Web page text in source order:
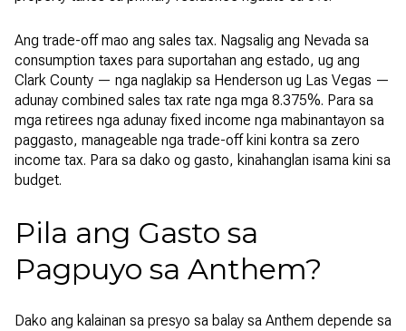
Ang trade-off mao ang sales tax. Nagsalig ang Nevada sa
consumption taxes para suportahan ang estado, ug ang
Clark County — nga naglakip sa Henderson ug Las Vegas —
adunay combined sales tax rate nga mga 8.375%. Para sa
mga retirees nga adunay fixed income nga mabinantayon sa
paggasto, manageable nga trade-off kini kontra sa zero
income tax. Para sa dako og gasto, kinahanglan isama kini sa
budget.
Pila ang Gasto sa
Pagpuyo sa Anthem?
Dako ang kalainan sa presyo sa balay sa Anthem depende sa